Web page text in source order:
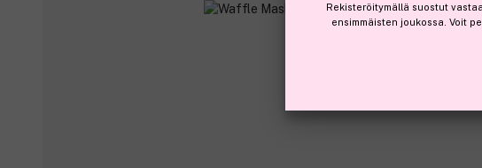
Rekisteröitymällä suostut
ensimmäisten joukossa. Voit